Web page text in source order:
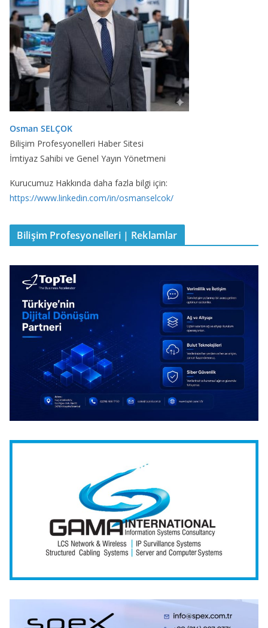
Osman SELÇOK
Bilişim Profesyonelleri Haber Sitesi
İmtiyaz Sahibi ve Genel Yayın Yönetmeni
Kurucumuz Hakkında daha fazla bilgi için:
https://www.linkedin.com/in/osmanselcok/
Bilişim Profesyonelleri | Reklamlar